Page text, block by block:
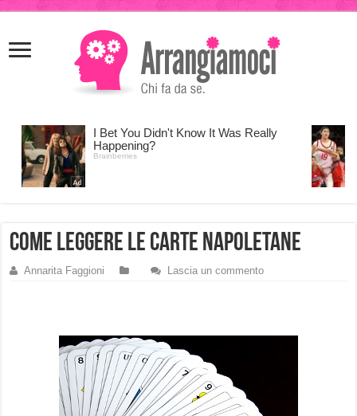
giriş
kingroyal
come leggere le carte napoletane
Annarita Faggioni Lascia un commento